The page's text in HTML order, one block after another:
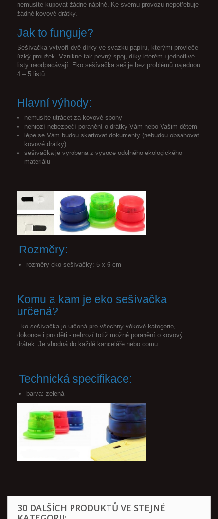
nemusíte kupovat žádné náplně. Ke svému provozu nepotřebuje
žádné kovové drátky.
Jak to funguje?
Sešívačka vytvoří dvě dírky ve svazku papíru, kterými provleče
úzký proužek. Vznikne tak pevný spoj, díky kterému jednotlivé
listy neodpadávají. Eko sešívačka sešije bez problémů najednou
4 – 5 listů.
Hlavní výhody:
nemusíte utrácet za kovové spony
nehrozí nebezpečí poranění o drátky Vám nebo Vašim dětem
lépe se Vám budou skartovat dokumenty (nebudou obsahovat
kovové drátky)
sešívačka je vyrobena z vysoce odolného ekologického
materiálu
Rozměry:
rozměry eko sešívačky: 5 x 6 cm
Komu a kam je eko sešívačka
určená?
Eko sešívačka je určená pro všechny věkové kategorie,
dokonce i pro děti - nehrozí totiž možné poranění o kovový
drátek. Je vhodná do každé kanceláře nebo domu.
Technická specifikace:
barva: zelená
30 DALŠÍCH PRODUKTŮ VE STEJNÉ